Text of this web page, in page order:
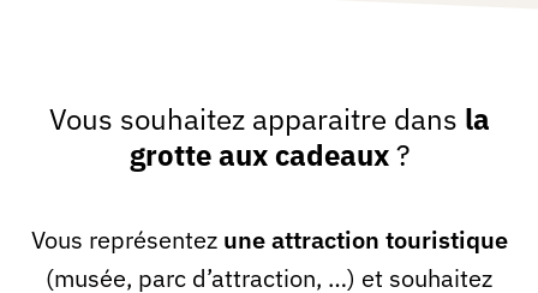
Vous souhaitez apparaitre dans la
grotte aux cadeaux?
Vous représentez une attraction touristique
(musée, parc d’attraction, …) et souhaitez